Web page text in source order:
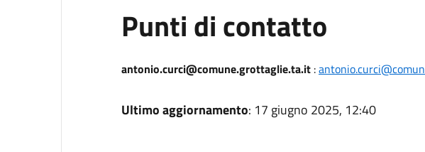
Punti di contatto
antonio.curci@comune.grottaglie.ta.it:
Ultimo aggiornamento: 17 giugno 2025, 12:40